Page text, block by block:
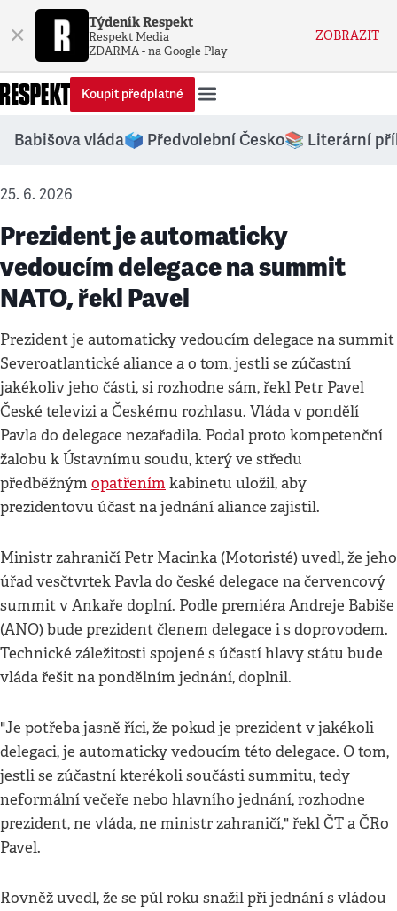
× Týdeník Respekt
Respekt Media
ZDARMA - na Google Play
ZOBRAZIT
Koupit předplatné
Babišova vláda🗳️ Předvolební Česko📚 Literární
25. 6. 2026
Prezident je automaticky
vedoucím delegace na summit
NATO, řekl Pavel
Prezident je automaticky vedoucím delegace na summit
Severoatlantické aliance a o tom, jestli se zúčastní
jakékoliv jeho části, si rozhodne sám, řekl Petr Pavel
České televizi a Českému rozhlasu. Vláda v pondělí
Pavla do delegace nezařadila. Podal proto kompetenční
žalobu k Ústavnímu soudu, který ve středu
předběžným opatřením kabinetu uložil, aby
prezidentovu účast na jednání aliance zajistil.
Ministr zahraničí Petr Macinka (Motoristé) uvedl, že jeho
úřad vesčtvrtek Pavla do české delegace na červencový
summit v Ankaře doplní. Podle premiéra Andreje Babiše
(ANO) bude prezident členem delegace i s doprovodem.
Technické záležitosti spojené s účastí hlavy státu bude
vláda řešit na pondělním jednání, doplnil.
"Je potřeba jasně říci, že pokud je prezident v jakékoli
delegaci, je automaticky vedoucím této delegace. O tom,
jestli se zúčastní kterékoli součásti summitu, tedy
neformální večeře nebo hlavního jednání, rozhodne
prezident, ne vláda, ne ministr zahraničí," řekl ČT a ČRo
Pavel.
Rovněž uvedl, že se půl roku snažil při jednání s vládou